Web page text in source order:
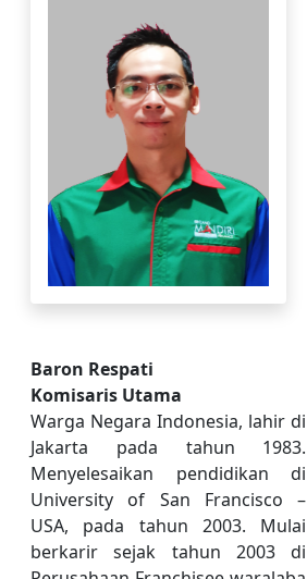
Baron Respati
Komisaris Utama
Warga Negara Indonesia, lahir di
Jakarta pada tahun 1983.
Menyelesaikan pendidikan di
University of San Francisco –
USA, pada tahun 2003. Mulai
berkarir sejak tahun 2003 di